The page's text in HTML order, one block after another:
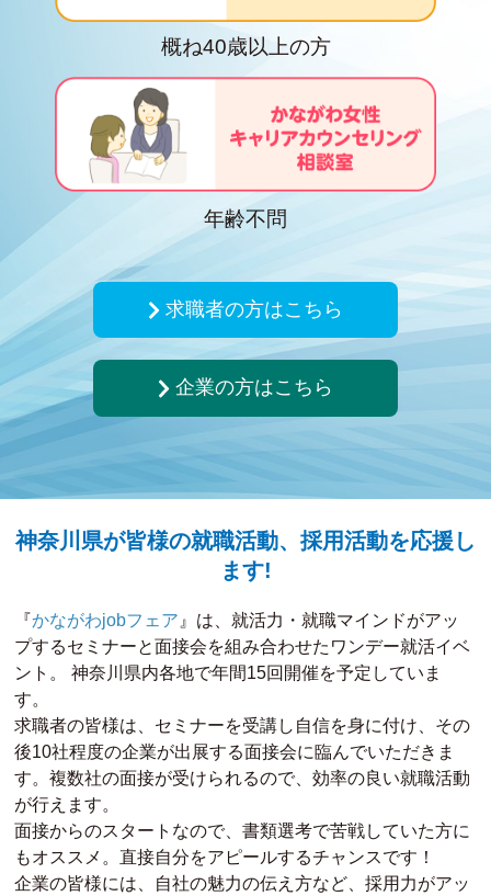
「女性のためのデジタルスキル育成講座」ページ
を公開しました。
2026.5.15
7月2日（木）に相模原で開催される「かながわjob
フェア」の応募を開始しました。
2026.5.15
6月30日（火）に横浜で2回開催される「かながわ
jobフェア」の応募を開始しました。
2026.5.8
【お知らせ】
令和8年度の採用力強化セミナー（企
概ね40歳以上の方
年齢不問
求職者の方はこちら
企業の方はこちら
神奈川県が皆様の就職活動、採用活動を応援し
ます!
『かながわjobフェア 』は、就活力・就職マインドがアッ
プするセミナーと面接会を組み合わせたワンデー就活イベ
ント。 神奈川県内各地で年間15回開催を予定していま
す。
求職者の皆様は、セミナーを受講し自信を身に付け、その
後10社程度の企業が出展する面接会に臨んでいただきま
す。複数社の面接が受けられるので、効率の良い就職活動
が行えます。
面接からのスタートなので、書類選考で苦戦していた方に
もオススメ。直接自分をアピールするチャンスです！
企業の皆様には、自社の魅力の伝え方など、採用力がアッ